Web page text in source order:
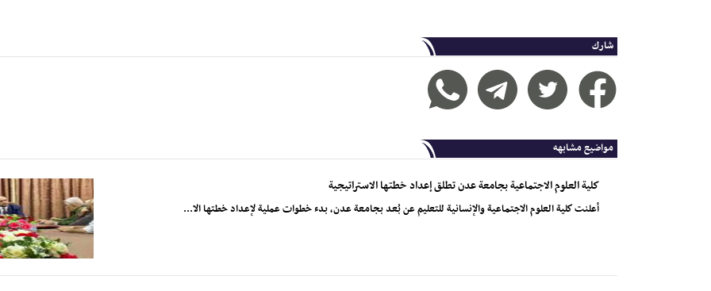
شارك
مواضيع مشابهه
كلية العلوم الاجتماعية بجامعة عدن تطلق إعداد خطتها الاستراتيجية
أعلنت كلية العلوم الاجتماعية والإنسانية للتعليم عن بُعد بجامعة عدن، بدء خطوات عملية لإعداد خطتها الا...